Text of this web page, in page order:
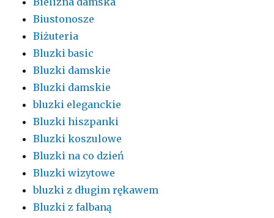
Biustonosze
Biżuteria
Bluzki basic
Bluzki damskie
Bluzki damskie
bluzki eleganckie
Bluzki hiszpanki
Bluzki koszulowe
Bluzki na co dzień
Bluzki wizytowe
bluzki z długim rękawem
Bluzki z falbaną